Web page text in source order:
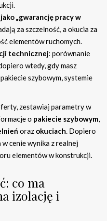
„gwarancję pracy w
za szczelność, a okucia za
elementów ruchomych.
technicznej: porównanie
wtedy, gdy masz
szybowym, systemie
zestawiaj parametry w
o pakiecie szybowym,
oraz okuciach. Dopiero
cenie wynika z realnej
elementów w konstrukcji.
co ma
izolację i